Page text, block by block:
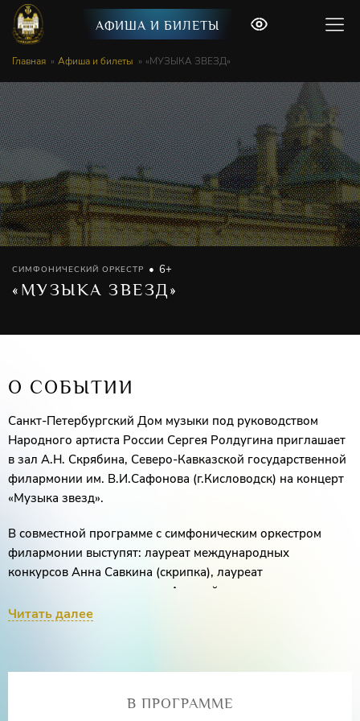
АФИША И БИЛЕТЫ
Главная Афиша и билеты «МУЗЫКА ЗВЕЗД»
СИМФОНИЧЕСКИЙ ОРКЕСТР 6+
«МУЗЫКА ЗВЕЗД»
О СОБЫТИИ
Санкт-Петербургский Дом музыки под руководством
Народного артиста России Сергея Ролдугина приглашает
в зал А.Н. Скрябина, Северо-Кавказской государственной
филармонии им. В.И.Сафонова (г.Кисловодск) на концерт
«Музыка звезд».
В совместной программе с симфоническим оркестром
филармонии выступят: лауреат международных
конкурсов Анна Савкина (скрипка), лауреат
международных конкурсов Алексей
Мельников (фортепиано).
Программу концерта откроетУвертюра «Сон в летнюю
Читать далее
В ПРОГРАММЕ